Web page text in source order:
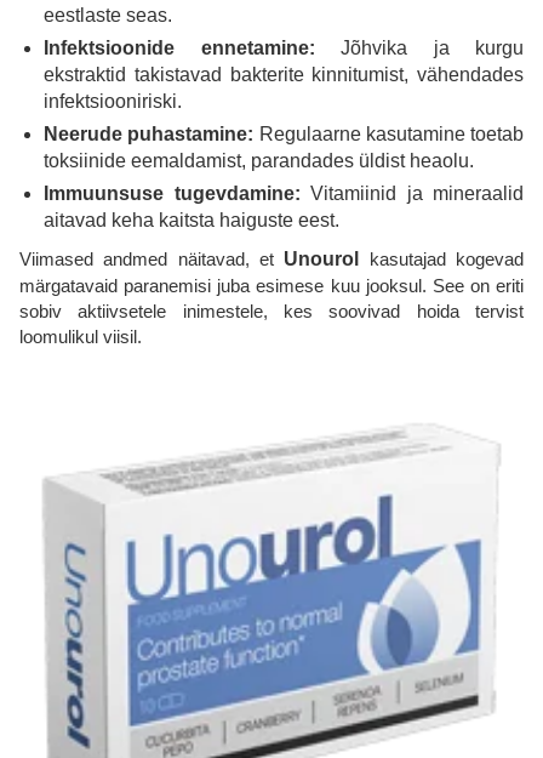
eestlaste seas.
Infektsioonide ennetamine: Jõhvika ja kurgu
ekstraktid takistavad bakterite kinnitumist, vähendades
infektsiooniriski.
Neerude puhastamine: Regulaarne kasutamine toetab
toksiinide eemaldamist, parandades üldist heaolu.
Immuunsuse tugevdamine: Vitamiinid ja mineraalid
aitavad keha kaitsta haiguste eest.
Viimased andmed näitavad, et Unourol
kasutajad kogevad
märgatavaid paranemisi juba esimese kuu jooksul. See on eriti
sobiv aktiivsetele inimestele, kes soovivad hoida tervist
loomulikul viisil.